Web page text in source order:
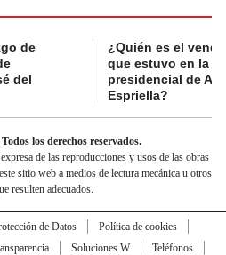
de
del
¿Quién es el
que estuvo en la
presidencial de
Espriella?
los derechos reservados.
de las reproducciones y usos de las obras
sitio web a medios de lectura mecánica u otros
resulten adecuados.
de Datos
Política de cookies
Soluciones W
Teléfonos